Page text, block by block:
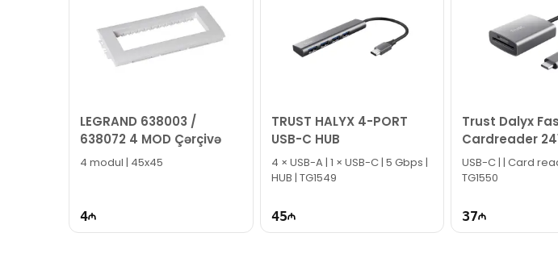
Seçim etməkdə məsləhətə ehtiyacınız varsa təcrübəli mütəxəssislərimiz hər gün
Batareya Varta 4103 AAA 2-li Longlife modeli ilə bağlı bütün suallarınızı
İş saatlarından kənar vaxtlarda əlaqə qurmaq üçün email ilə qeydiyyat edə və ya
LEGRAND 638003 /
638072 4 MOD Çərçivə
4 modul | 45x45
4
TRUST HALYX 4-PORT
USB-C HUB
4 × USB-A | 1 × USB-C | 5 Gbps |
HUB | TG1549
45
Trust Dalyx
Cardreader
USB-C | | Card reader | HUB |
TG1550
37